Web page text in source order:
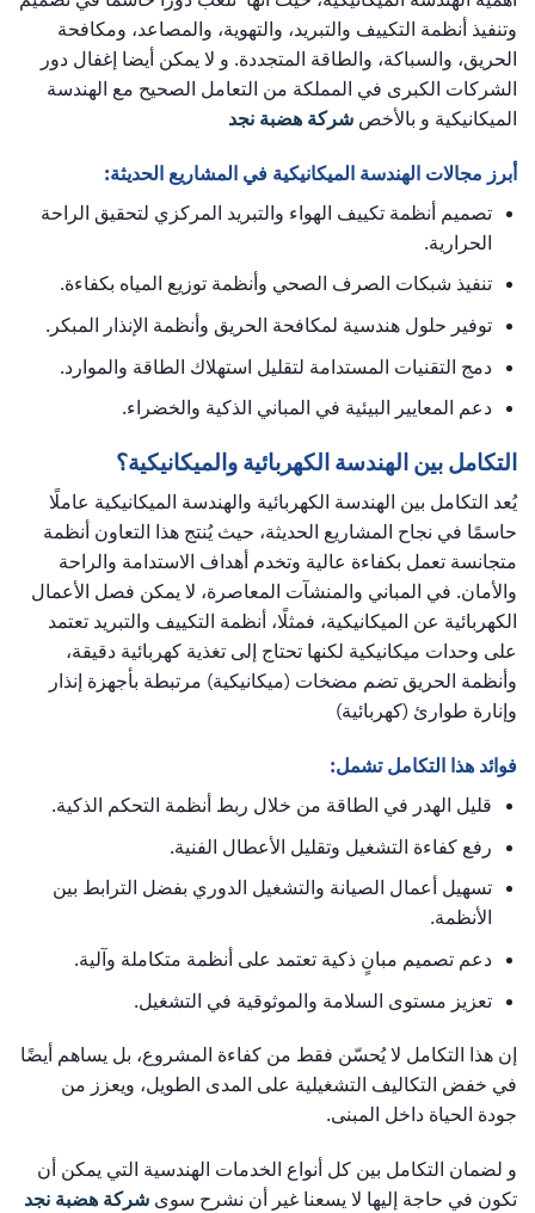
وتنفيذ أنظمة التكييف والتبريد، والتهوية، والمصاعد، ومكافحة
الحريق، والسباكة، والطاقة المتجددة. و لا يمكن أيضا إغفال دور
الشركات الكبرى في المملكة من التعامل الصحيح مع الهندسة
الميكانيكية و بالأخص شركة هضبة نجد
أبرز مجالات الهندسة الميكانيكية في المشاريع الحديثة:
تصميم أنظمة تكييف الهواء والتبريد المركزي لتحقيق الراحة
الحرارية.
تنفيذ شبكات الصرف الصحي وأنظمة توزيع المياه بكفاءة.
توفير حلول هندسية لمكافحة الحريق وأنظمة الإنذار المبكر.
دمج التقنيات المستدامة لتقليل استهلاك الطاقة والموارد.
دعم المعايير البيئية في المباني الذكية والخضراء.
التكامل بين الهندسة الكهربائية والميكانيكية؟
يُعد التكامل بين الهندسة الكهربائية والهندسة الميكانيكية عاملًا
حاسمًا في نجاح المشاريع الحديثة، حيث يُنتج هذا التعاون أنظمة
متجانسة تعمل بكفاءة عالية وتخدم أهداف الاستدامة والراحة
والأمان. في المباني والمنشآت المعاصرة، لا يمكن فصل الأعمال
الكهربائية عن الميكانيكية، فمثلًا، أنظمة التكييف والتبريد تعتمد
على وحدات ميكانيكية لكنها تحتاج إلى تغذية كهربائية دقيقة،
وأنظمة الحريق تضم مضخات (ميكانيكية) مرتبطة بأجهزة إنذار
وإنارة طوارئ (كهربائية)
فوائد هذا التكامل تشمل:
قليل الهدر في الطاقة من خلال ربط أنظمة التحكم الذكية.
رفع كفاءة التشغيل وتقليل الأعطال الفنية.
تسهيل أعمال الصيانة والتشغيل الدوري بفضل الترابط بين
الأنظمة.
دعم تصميم مبانٍ ذكية تعتمد على أنظمة متكاملة وآلية.
تعزيز مستوى السلامة والموثوقية في التشغيل.
إن هذا التكامل لا يُحسّن فقط من كفاءة المشروع، بل يساهم أيضًا
في خفض التكاليف التشغيلية على المدى الطويل، ويعزز من
جودة الحياة داخل المبنى.
و لضمان التكامل بين كل أنواع الخدمات الهندسية التي يمكن أن
تكون في حاجة إليها لا يسعنا غير أن نشرح سوى شركة هضبة نجد